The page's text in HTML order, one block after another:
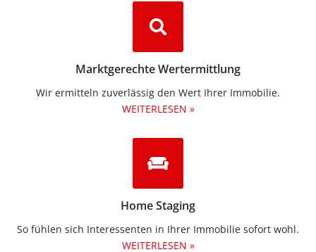
Marktgerechte Wertermittlung
Wir ermitteln zuverlässig den Wert Ihrer Immobilie.
WEITERLESEN »
Home Staging
So fühlen sich Interessenten in Ihrer Immobilie sofort wohl.
WEITERLESEN »